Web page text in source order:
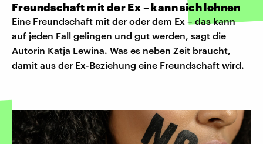
Freundschaft mit der Ex – kann sich lohnen
Eine Freundschaft mit der oder dem Ex – das kann
auf jeden Fall gelingen und gut werden, sagt die
Autorin Katja Lewina. Was es neben Zeit braucht,
damit aus der Ex-Beziehung eine Freundschaft wird.